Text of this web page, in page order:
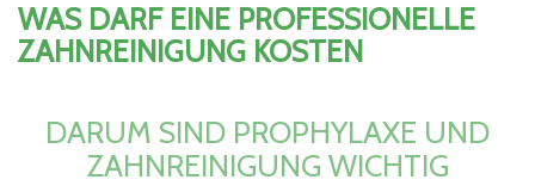
WAS DARF EINE PROFESSIONELLE
ZAHNREINIGUNG KOSTEN
DARUM SIND PROPHYLAXE UND
ZAHNREINIGUNG WICHTIG